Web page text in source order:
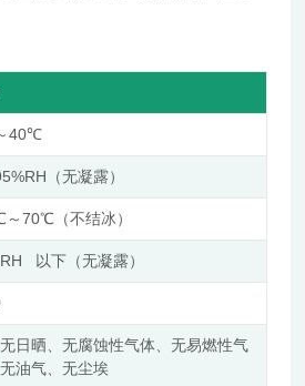
40℃
（无凝露）
70℃（不结冰）
以下（无凝露）
日晒、无腐蚀性气体、无易燃性气
油气、无尘埃